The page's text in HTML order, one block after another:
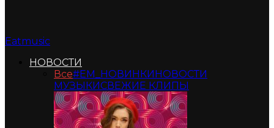
Eatmusic
НОВОСТИ
Все#ЕМ_НОВИНКИНОВОСТИ
МУЗЫКИСВЕЖИЕ КЛИПЫ